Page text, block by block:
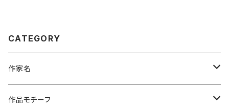
CATEGORY
作家名
杉山 修 （木版画）
作品モチーフ